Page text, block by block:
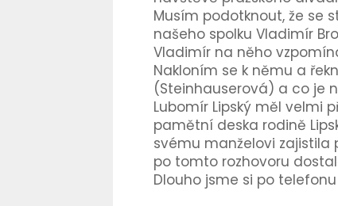
Musím podotknout, že se
našeho spolku Vladimír
Vladimír na něho
Nakloním se k němu a
(Steinhauserová) a co je
Lubomír Lipský měl velmi
pamětní deska rodině
svému manželovi zajistila
po tomto rozhovoru
Dlouho jsme si po